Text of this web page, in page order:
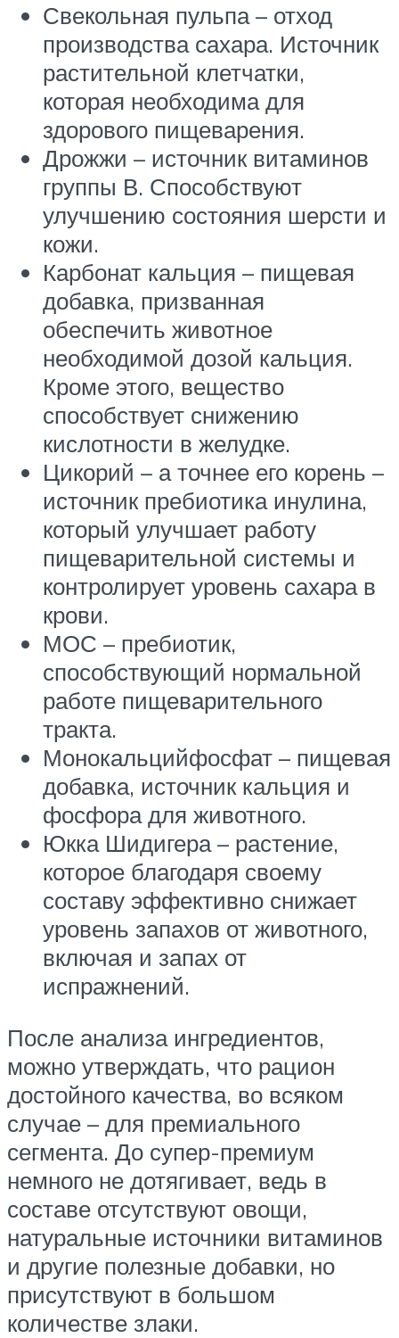
Свекольная пульпа – отход
производства сахара. Источник
растительной клетчатки,
которая необходима для
здорового пищеварения.
Дрожжи – источник витаминов
группы В. Способствуют
улучшению состояния шерсти и
кожи.
Карбонат кальция – пищевая
добавка, призванная
обеспечить животное
необходимой дозой кальция.
Кроме этого, вещество
способствует снижению
кислотности в желудке.
Цикорий – а точнее его корень –
источник пребиотика инулина,
который улучшает работу
пищеварительной системы и
контролирует уровень сахара в
крови.
МОС – пребиотик,
способствующий нормальной
работе пищеварительного
тракта.
Монокальцийфосфат – пищевая
добавка, источник кальция и
фосфора для животного.
Юкка Шидигера – растение,
которое благодаря своему
составу эффективно снижает
уровень запахов от животного,
включая и запах от
испражнений.
После анализа ингредиентов,
можно утверждать, что рацион
достойного качества, во всяком
случае – для премиального
сегмента. До супер-премиум
немного не дотягивает, ведь в
составе отсутствуют овощи,
натуральные источники витаминов
и другие полезные добавки, но
присутствуют в большом
количестве злаки.